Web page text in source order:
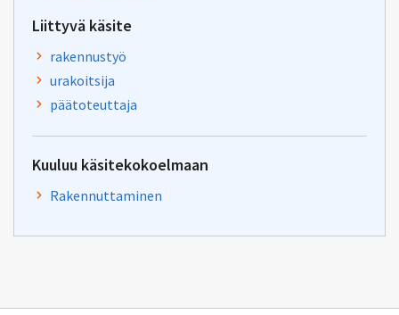
Liittyvä käsite
rakennustyö
urakoitsija
päätoteuttaja
Kuuluu käsitekokoelmaan
Rakennuttaminen